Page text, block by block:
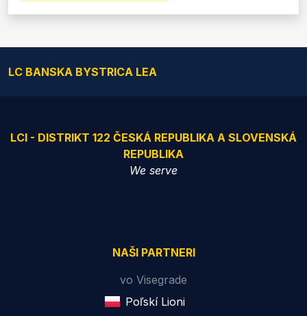
LC BANSKA BYSTRICA LEA
LCI - DISTRIKT 122 ČESKÁ REPUBLIKA A SLOVENSKÁ
REPUBLIKA
We serve
NAŠI PARTNERI
vo Visegrade
Poľskí Lioni